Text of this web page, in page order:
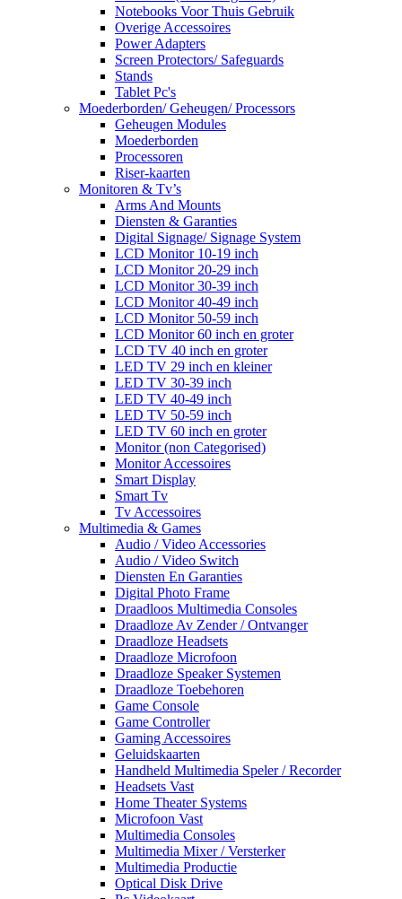
Notebooks Voor Thuis Gebruik
Overige Accessoires
Power Adapters
Screen Protectors/ Safeguards
Stands
Tablet Pc's
Moederborden/ Geheugen/ Processors
Geheugen Modules
Moederborden
Processoren
Riser-kaarten
Monitoren & Tv’s
Arms And Mounts
Diensten & Garanties
Digital Signage/ Signage System
LCD Monitor 10-19 inch
LCD Monitor 20-29 inch
LCD Monitor 30-39 inch
LCD Monitor 40-49 inch
LCD Monitor 50-59 inch
LCD Monitor 60 inch en groter
LCD TV 40 inch en groter
LED TV 29 inch en kleiner
LED TV 30-39 inch
LED TV 40-49 inch
LED TV 50-59 inch
LED TV 60 inch en groter
Monitor (non Categorised)
Monitor Accessoires
Smart Display
Smart Tv
Tv Accessoires
Multimedia & Games
Audio / Video Accessories
Audio / Video Switch
Diensten En Garanties
Digital Photo Frame
Draadloos Multimedia Consoles
Draadloze Av Zender / Ontvanger
Draadloze Headsets
Draadloze Microfoon
Draadloze Speaker Systemen
Draadloze Toebehoren
Game Console
Game Controller
Gaming Accessoires
Geluidskaarten
Handheld Multimedia Speler / Recorder
Headsets Vast
Home Theater Systems
Microfoon Vast
Multimedia Consoles
Multimedia Mixer / Versterker
Multimedia Productie
Optical Disk Drive